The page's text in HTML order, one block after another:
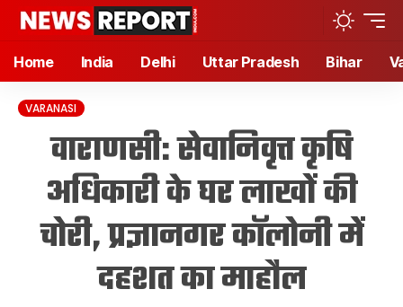
Home India Delhi Uttar Pradesh Bihar
VARANASI
वाराणसी: सेवानिवृत्त कृषि
अधिकारी के घर लाखों की
चोरी, प्रज्ञानगर कॉलोनी में
दहशत का माहौल